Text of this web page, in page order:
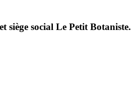
siège social Le Petit Botaniste.